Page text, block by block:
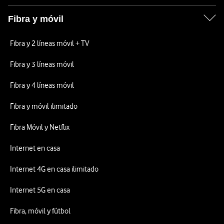
Fibra y móvil
Fibra y 2 líneas móvil + TV
Fibra y 3 líneas móvil
Fibra y 4 líneas móvil
Fibra y móvil ilimitado
Fibra Móvil y Netflix
Internet en casa
Internet 4G en casa ilimitado
Internet 5G en casa
Fibra, móvil y fútbol